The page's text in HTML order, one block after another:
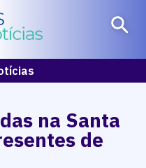
na Santa
de